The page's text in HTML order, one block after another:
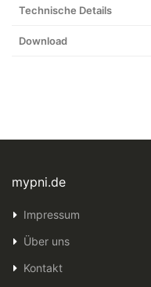
Technische Details
Download
mypni.de
Impressum
Über uns
Kontakt